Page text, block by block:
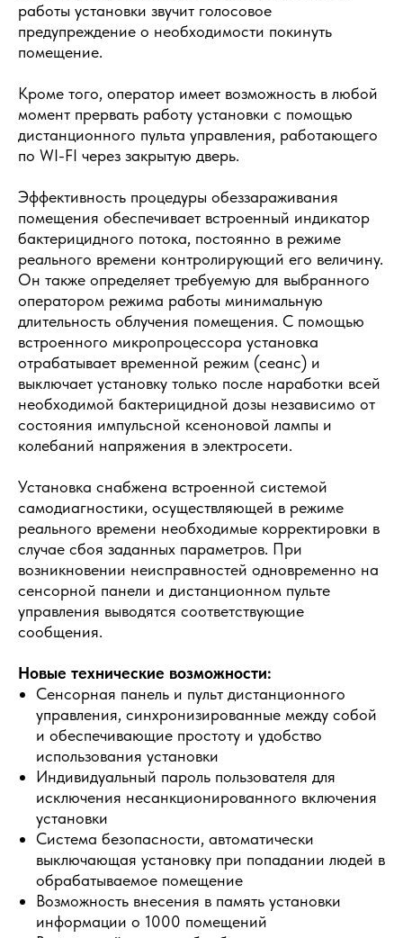
работы установки звучит голосовое
предупреждение о необходимости покинуть
помещение.
Кроме того, оператор имеет возможность в любой
момент прервать работу установки с помощью
дистанционного пульта управления, работающего
по WI-FI через закрытую дверь.
Эффективность процедуры обеззараживания
помещения обеспечивает встроенный индикатор
бактерицидного потока, постоянно в режиме
реального времени контролирующий его величину.
Он также определяет требуемую для выбранного
оператором режима работы минимальную
длительность облучения помещения. С помощью
встроенного микропроцессора установка
отрабатывает временной режим (сеанс) и
выключает установку только после наработки всей
необходимой бактерицидной дозы независимо от
состояния импульсной ксеноновой лампы и
колебаний напряжения в электросети.
Установка снабжена встроенной системой
самодиагностики, осуществляющей в режиме
реального времени необходимые корректировки в
случае сбоя заданных параметров. При
возникновении неисправностей одновременно на
сенсорной панели и дистанционном пульте
управления выводятся соответствующие
сообщения.
Новые технические возможности:
Сенсорная панель и пульт дистанционного
управления, синхронизированные между собой
и обеспечивающие простоту и удобство
использования установки
Индивидуальный пароль пользователя для
исключения несанкционированного включения
установки
Система безопасности, автоматически
выключающая установку при попадании людей в
обрабатываемое помещение
Возможность внесения в память установки
информации о 1000 помещений